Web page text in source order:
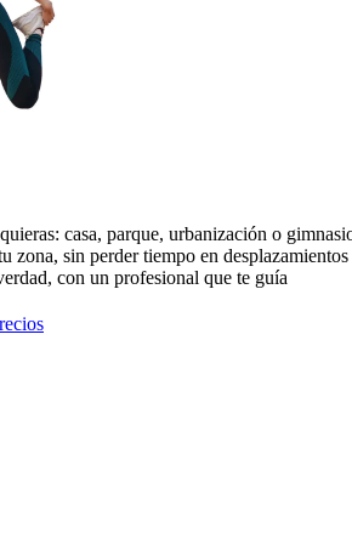
casa, parque, urbanización o
zona, sin perder tiempo en desplazamientos
con un profesional que te guía